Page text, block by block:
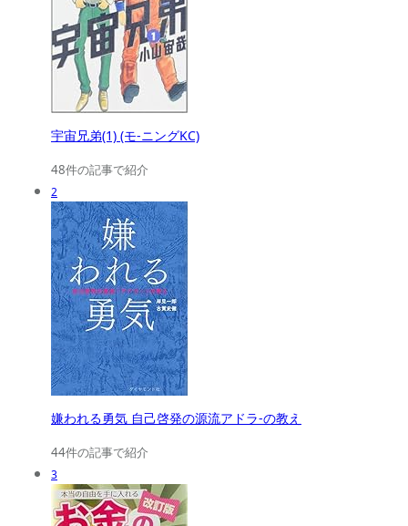
宇宙兄弟(1) (モ-ニングKC)
48件の記事で紹介
2
嫌われる勇気 自己啓発の源流アドラ-の教え
44件の記事で紹介
3